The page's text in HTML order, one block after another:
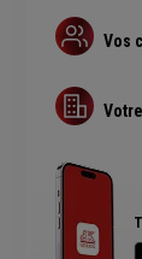
Assurance
Assurance
Vos
Guide
RC
Assurance
Assurance